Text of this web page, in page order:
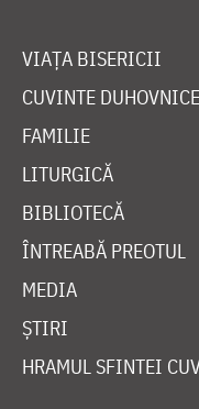
VIAȚA BISERICII
CUVINTE
FAMILIE
LITURGICĂ
BIBLIOTECĂ
ÎNTREABĂ PREOTUL
MEDIA
ȘTIRI
HRAMUL SFINTEI